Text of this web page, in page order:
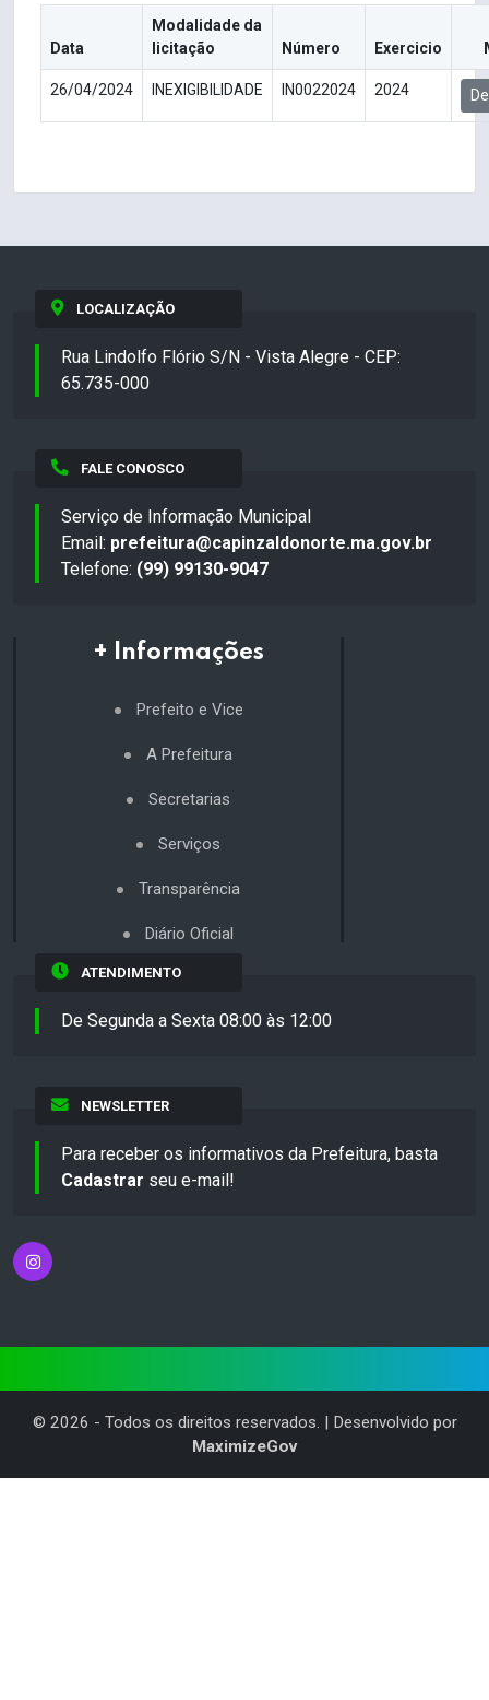
Data
Modalidade da
licitação
Número Exercicio
26/04/2024 INEXIGIBILIDADE IN0022024 2024
LOCALIZAÇÃO
Rua Lindolfo Flório S/N - Vista Alegre - CEP:
65.735-000
FALE CONOSCO
Serviço de Informação Municipal
Email: prefeitura@capinzaldonorte.ma.gov.br
Telefone: (99) 99130-9047
+ Informações
Prefeito e Vice
A Prefeitura
Secretarias
Serviços
Transparência
Diário Oficial
ATENDIMENTO
De Segunda a Sexta 08:00 às 12:00
NEWSLETTER
Para receber os informativos da Prefeitura, basta
Cadastrar seu e-mail!
© 2026 - Todos os direitos reservados. | Desenvolvido por
MaximizeGov